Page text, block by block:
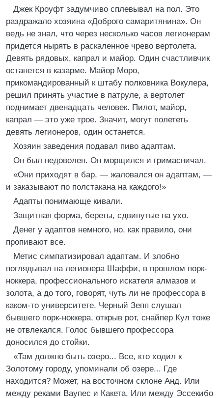
Джек Кроуфт задумчиво сплевывал на пол. Это
раздражало хозяина «Доброго самаритянина». Он
ведь не знал, что через несколько часов легионерам
придется нырять в раскаленное чрево вертолета.
Девять рядовых, капрал и майор. Один счастливчик
останется в казарме. Майор Моро,
прикомандированный к штабу полковника Вокулера,
решил принять участие в патруле, а вертолет
поднимает двенадцать человек. Пилот, майор,
капрал — это уже трое. Значит, могут полететь
девять легионеров, один останется.
Хозяин заведения подавал пиво адаптам.
Он был недоволен. Он морщился и гримасничал.
«Они приходят в бар, — жаловался он адаптам, —
и заказывают по полстакана на каждого!»
Адапты понимающе кивали.
Защитная форма, береты, сдвинутые на ухо.
Денег у адаптов немного, но, как правило, они
пропивают все.
Метис симпатизировал адаптам. И злобно
поглядывал на легионера Шаффи, в прошлом порк-
ноккера, профессионального искателя алмазов и
золота, а до того, говорят, чуть ли не профессора в
каком-то университете. Черный Зепп слушал
бывшего порк-ноккера, открыв рот, снайпер Кул тоже
не отвлекался. Голос бывшего профессора
доносился до стойки.
«Там должно быть озеро... Все, кто ходил к
Золотому городу, упоминали об озере... Где
находится? Может, на восточном склоне Анд. Или
между реками Ваупес и Какета. Или между Эссекибо